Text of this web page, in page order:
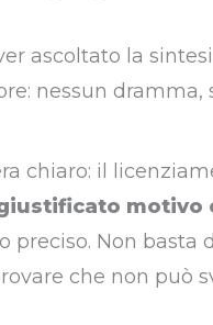
ascoltato la
nessun dramma,
chiaro: il
motivo
preciso. Non basta
che non può